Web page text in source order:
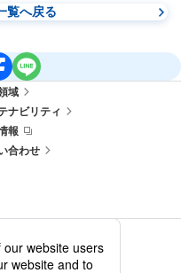
覧へ戻る
域
ナビリティ
報
合わせ
アンケートサイト